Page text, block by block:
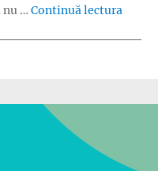
nu … Continuă lectura